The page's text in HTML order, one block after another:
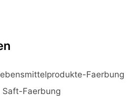
Faerbung
Faerbung